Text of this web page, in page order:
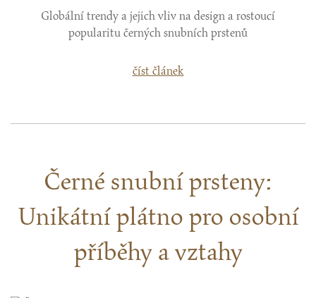
Globální trendy a jejich vliv na design a rostoucí
popularitu černých snubních prstenů
číst článek
Černé snubní prsteny:
Unikátní plátno pro osobní
příběhy a vztahy